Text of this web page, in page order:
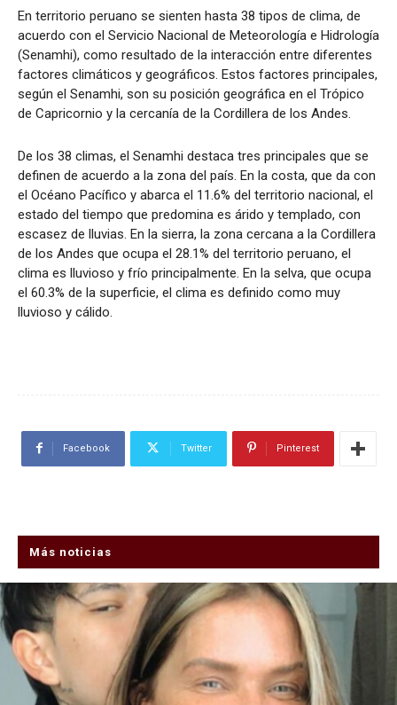
En territorio peruano se sienten hasta 38 tipos de clima, de
acuerdo con el Servicio Nacional de Meteorología e Hidrología
(Senamhi), como resultado de la interacción entre diferentes
factores climáticos y geográficos. Estos factores principales,
según el Senamhi, son su posición geográfica en el Trópico
de Capricornio y la cercanía de la Cordillera de los Andes.
De los 38 climas, el Senamhi destaca tres principales que se
definen de acuerdo a la zona del país. En la costa, que da con
el Océano Pacífico y abarca el 11.6% del territorio nacional, el
estado del tiempo que predomina es árido y templado, con
escasez de lluvias. En la sierra, la zona cercana a la Cordillera
de los Andes que ocupa el 28.1% del territorio peruano, el
clima es lluvioso y frío principalmente. En la selva, que ocupa
el 60.3% de la superficie, el clima es definido como muy
lluvioso y cálido.
Facebook Twitter Pinterest
Más noticias